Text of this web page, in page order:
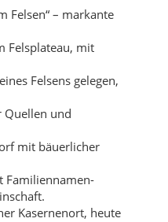
Felsen“ – markante
Felsplateau, mit
Felsens gelegen,
Quellen und
mit bäuerlicher
Familiennamen-
Kasernenort, heute